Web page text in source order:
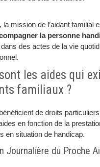
la mission de l’aidant familial
la personne
dans des actes de la vie
les aides qui
familiaux ?
de droits
en fonction de la
en situation de handicap.
Journalière du Proche